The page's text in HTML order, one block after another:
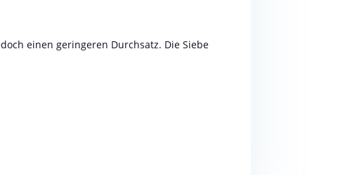
einen geringeren Durchsatz. Die Siebe